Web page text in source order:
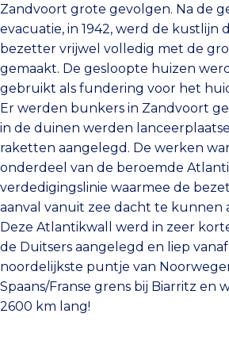
Zandvoort grote gevolgen. Na de
evacuatie, in 1942, werd de kustlijn
bezetter vrijwel volledig met de
gemaakt. De gesloopte huizen
gebruikt als fundering voor het
Er werden bunkers in Zandvoort
in de duinen werden
raketten aangelegd. De werken
onderdeel van de beroemde
verdedigingslinie waarmee de
aanval vanuit zee dacht te kunnen
Deze Atlantikwall werd in zeer
de Duitsers aangelegd en liep
noordelijkste puntje van
Spaans/Franse grens bij Biarritz en
2600 km lang!